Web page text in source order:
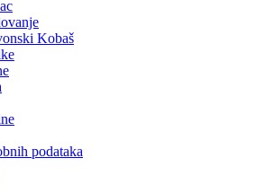
Kobaš
podataka